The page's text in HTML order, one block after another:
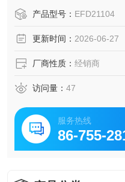
c 供电，适用于照明、设备
产品型号： EFD21104
更新时间： 2026-06-27
厂商性质： 经销商
访问量： 47
服务热线
86-755-